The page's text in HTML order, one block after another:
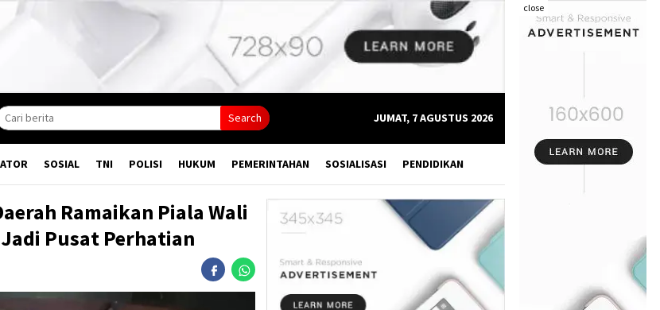
close
Search JUMAT, 7 AGUSTUS 2026
SOSIAL TNI POLISI HUKUM PEMERINTAHAN SOSIALISASI PENDIDIKAN
Ramaikan Piala Wali
Pusat Perhatian